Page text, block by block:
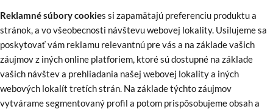
Reklamné súbory cookies si zapamätajú preferenciu produktu a
stránok, a vo všeobecnosti návštevu webovej lokality. Usilujeme sa
poskytovať vám reklamu relevantnú pre vás a na základe vašich
záujmov z iných online platforiem, ktoré sú dostupné na základe
vašich návštev a prehliadania našej webovej lokality a iných
webových lokalít tretích strán. Na základe týchto záujmov
vytvárame segmentovaný profil a potom prispôsobujeme obsah a